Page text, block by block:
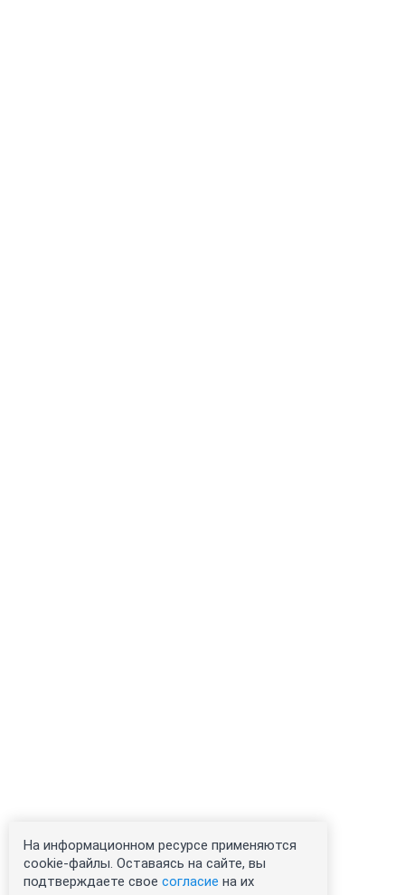
На информационном ресурсе применяются
cookie-файлы. Оставаясь на сайте, вы
подтверждаете свое согласие на их